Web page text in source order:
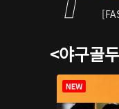
<야구골